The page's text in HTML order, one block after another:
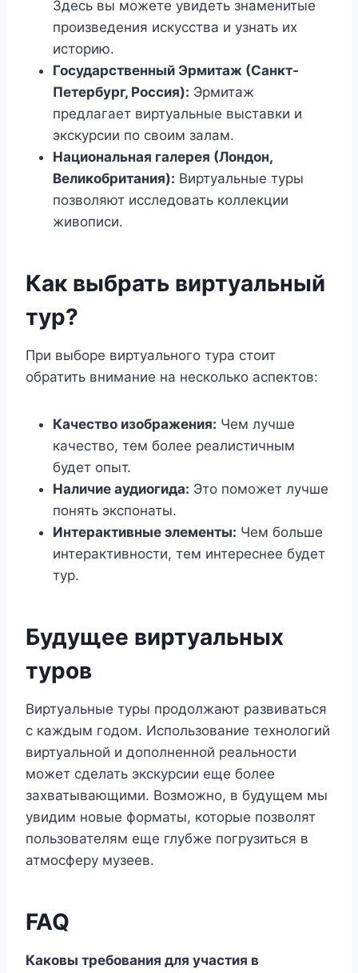
Здесь вы можете увидеть знаменитые
произведения искусства и узнать их
историю.
Государственный Эрмитаж (Санкт-
Петербург, Россия): Эрмитаж
предлагает виртуальные выставки и
экскурсии по своим залам.
Национальная галерея (Лондон,
Великобритания): Виртуальные туры
позволяют исследовать коллекции
живописи.
Как выбрать виртуальный
тур?
При выборе виртуального тура стоит
обратить внимание на несколько аспектов:
Качество изображения: Чем лучше
качество, тем более реалистичным
будет опыт.
Наличие аудиогида: Это поможет лучше
понять экспонаты.
Интерактивные элементы: Чем больше
интерактивности, тем интереснее будет
тур.
Будущее виртуальных
туров
Виртуальные туры продолжают развиваться
с каждым годом. Использование технологий
виртуальной и дополненной реальности
может сделать экскурсии еще более
захватывающими. Возможно, в будущем мы
увидим новые форматы, которые позволят
пользователям еще глубже погрузиться в
атмосферу музеев.
FAQ
Каковы требования для участия в